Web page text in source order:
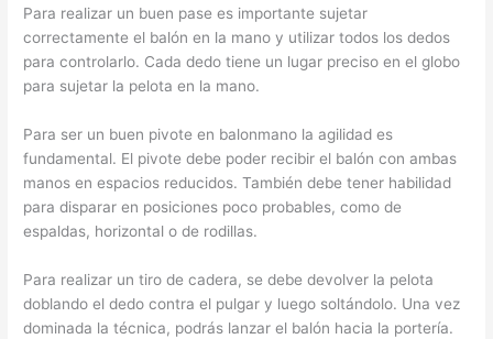
Para realizar un buen pase es importante sujetar
correctamente el balón en la mano y utilizar todos los dedos
para controlarlo. Cada dedo tiene un lugar preciso en el globo
para sujetar la pelota en la mano.
Para ser un buen pivote en balonmano la agilidad es
fundamental. El pivote debe poder recibir el balón con ambas
manos en espacios reducidos. También debe tener habilidad
para disparar en posiciones poco probables, como de
espaldas, horizontal o de rodillas.
Para realizar un tiro de cadera, se debe devolver la pelota
doblando el dedo contra el pulgar y luego soltándolo. Una vez
dominada la técnica, podrás lanzar el balón hacia la portería.